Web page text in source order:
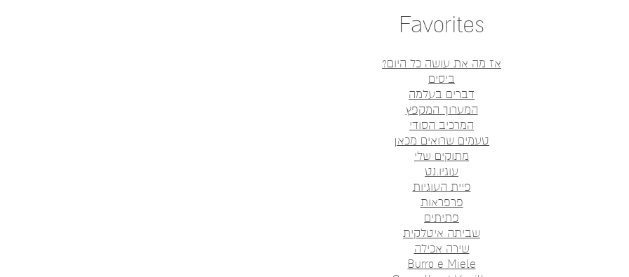
Favorites
אז מה את עושה כל היום?
ביסים
דברים בעלמה
המערוך המקפץ
המרכיב הסודי
טעמים שרואים מכאן
מתוקים שלי
עוגיו.נט
פיית העוגיות
פרפראות
פתיתים
שביתה איטלקית
שירה אכילה
Burro e Miele